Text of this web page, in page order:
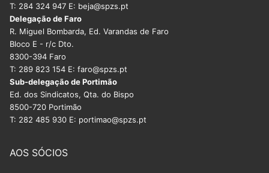
T: 284 324 947 E: beja@spzs.pt
Delegação de Faro
R. Miguel Bombarda, Ed. Varandas de Faro
Bloco E - r/c Dto.
8300-394 Faro
T: 289 823 154 E: faro@spzs.pt
Sub-delegação de Portimão
Ed. dos Sindicatos, Qta. do Bispo
8500-720 Portimão
T: 282 485 930 E: portimao@spzs.pt
AOS SÓCIOS